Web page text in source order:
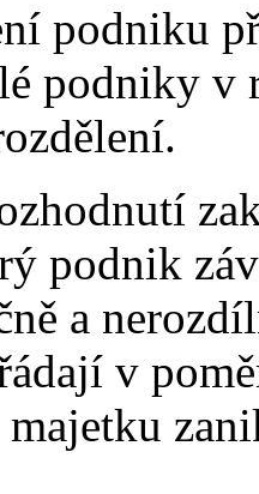
podniku
podniky v
podnik
a
v